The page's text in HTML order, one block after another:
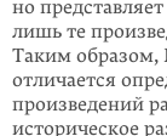
но
лишь те
Таким
отличается
произведений
историческое